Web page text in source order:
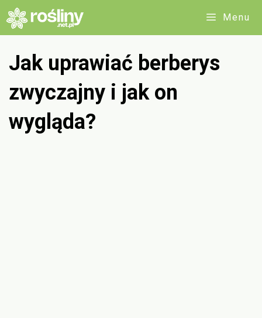
Przejdź
do
Menu
Jak uprawiać berberys
zwyczajny i jak on
wygląda?